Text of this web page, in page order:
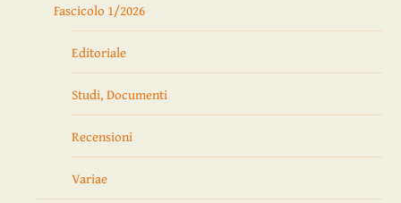
Fascicolo 1/2026
Editoriale
Studi, Documenti
Recensioni
Variae